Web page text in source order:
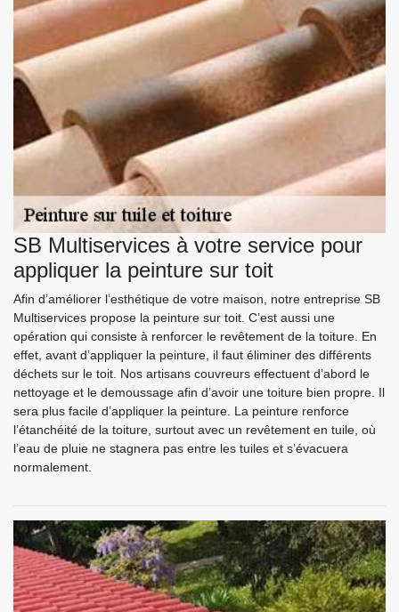
SB Multiservices à votre service pour
appliquer la peinture sur toit
Afin d’améliorer l’esthétique de votre maison, notre entreprise SB
Multiservices propose la peinture sur toit. C’est aussi une
opération qui consiste à renforcer le revêtement de la toiture. En
effet, avant d’appliquer la peinture, il faut éliminer des différents
déchets sur le toit. Nos artisans couvreurs effectuent d’abord le
nettoyage et le demoussage afin d’avoir une toiture bien propre. Il
sera plus facile d’appliquer la peinture. La peinture renforce
l’étanchéité de la toiture, surtout avec un revêtement en tuile, où
l’eau de pluie ne stagnera pas entre les tuiles et s’évacuera
normalement.